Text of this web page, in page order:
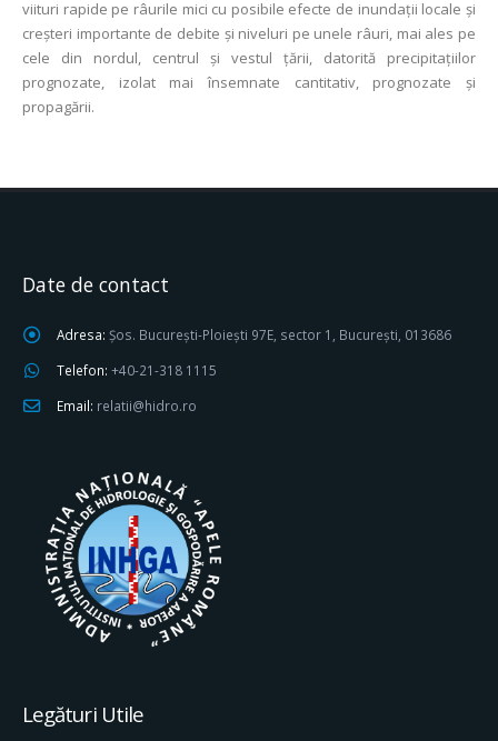
viituri rapide pe râurile mici cu posibile efecte de inundații locale și
creșteri importante de debite și niveluri pe unele râuri, mai ales pe
cele din nordul, centrul şi vestul ţării, datorită precipitaţiilor
prognozate, izolat mai însemnate cantitativ, prognozate şi
propagării.
Date de contact
Adresa: Șos. București-Ploiești 97E, sector 1, București, 013686
Telefon: +40-21-318 1115
Email: relatii@hidro.ro
Legături Utile